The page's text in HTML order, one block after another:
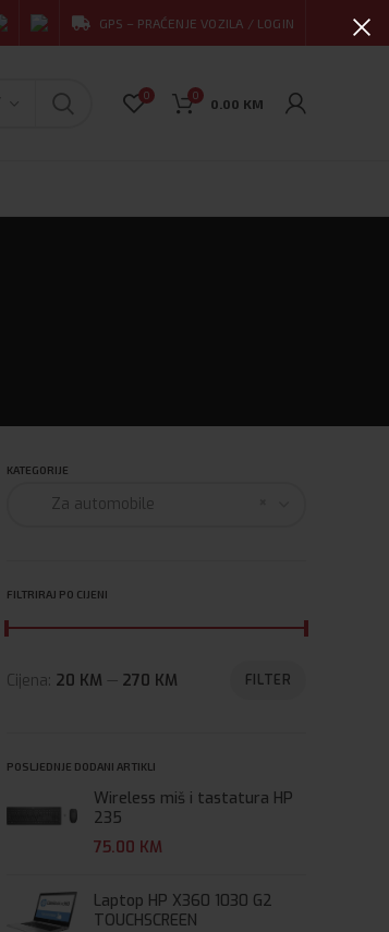
GPS – PRAĆENJE VOZILA / LOGIN
0 0
0.00 KM
KATEGORIJE
Za automobile
FILTRIRAJ PO CIJENI
FILTER
Cijena: 20 KM — 270 KM
POSLJEDNJE DODANI ARTIKLI
Wireless miš i tastatura HP
235
75.00 KM
Laptop HP X360 1030 G2
TOUCHSCREEN